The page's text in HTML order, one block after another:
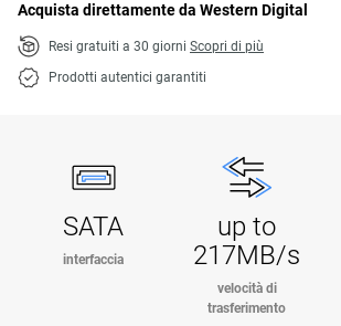
Acquista direttamente da Western Digital
Resi gratuiti a 30 giorni Scopri di più
Prodotti autentici garantiti
SATA
interfaccia
up to
217MB/s
velocità di
trasferimento